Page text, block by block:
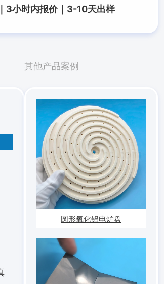
3小时内报价｜3-10天出样
其他产品案例
圆形氧化铝电炉盘